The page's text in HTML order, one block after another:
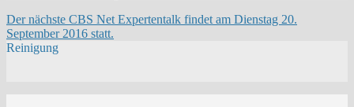
Der nächste CBS Net Expertentalk findet am Dienstag 20.
September 2016 statt.
Reinigung